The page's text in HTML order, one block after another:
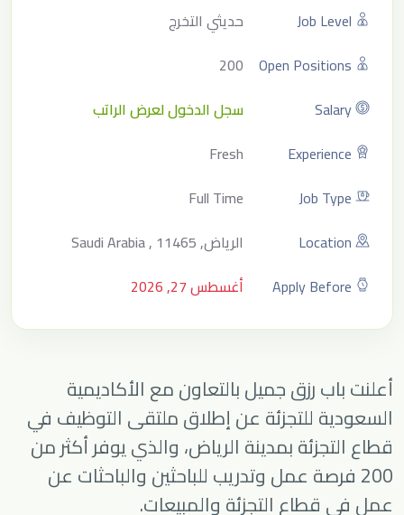
Job Level
حديثي التخرج
Open Positions
200
Salary
سجل الدخول لعرض الراتب
Experience
Fresh
Job Type
Full Time
Location
الرياض, Saudi Arabia , 11465
Apply Before
أغسطس 27, 2026
أعلنتباب رزق جميلبالتعاون مع الأكاديمية
السعودية للتجزئة عن إطلاق ملتقى التوظيف في
قطاع التجزئة بمدينة الرياض، والذي يوفر أكثر من
200 فرصة عمل وتدريب للباحثين والباحثات عن
عمل في قطاع التجزئة والمبيعات.